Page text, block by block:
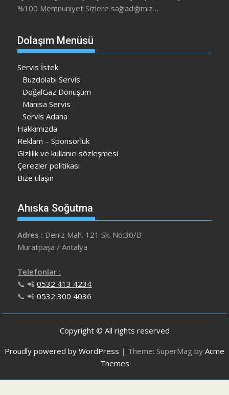
%100 Memnuniyet Sizlere sağladığımız…
Dolaşım Menüsü
Servis İstek
Buzdolabı Servis
DoğalGaz Dönüşüm
Manisa Servis
Servis Adana
Hakkımızda
Reklam – Sponsorluk
Gizlilik ve kullanıcı sözleşmesi
Çerezler politikası
Bize ulaşın
Ahıska Soğutma
Adres : Deniz Mah. 121 Sk. No:30/B
Muratpaşa / Antalya
Telefonlar :
📞 📲0532 413 4234
📞 📲0532 300 4036
Copyright © All rights reserved
Proudly powered by WordPress | Theme: SuperMag by Acme
Themes